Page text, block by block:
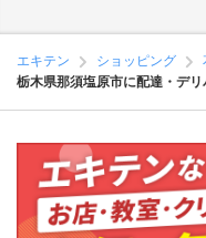
エキテン ショッピング
栃木県那須塩原市に配達・デ